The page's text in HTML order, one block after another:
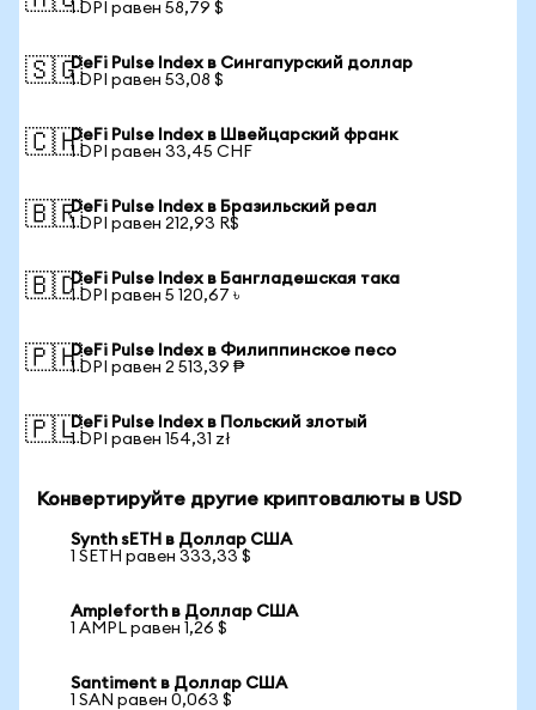
1 DPI равен 58,79 $
🇸🇬DeFi Pulse Index в Сингапурский доллар
1 DPI равен 53,08 $
🇨🇭DeFi Pulse Index в Швейцарский франк
1 DPI равен 33,45 CHF
🇧🇷DeFi Pulse Index в Бразильский реал
1 DPI равен 212,93 R$
🇧🇩DeFi Pulse Index в Бангладешская така
1 DPI равен 5 120,67 ৳
🇵🇭DeFi Pulse Index в Филиппинское песо
1 DPI равен 2 513,39 ₱
🇵🇱DeFi Pulse Index в Польский злотый
1 DPI равен 154,31 zł
Конвертируйте другие криптовалюты в USD
Synth sETH в Доллар США
1 SETH равен 333,33 $
Ampleforth в Доллар США
1 AMPL равен 1,26 $
Santiment в Доллар США
1 SAN равен 0,063 $